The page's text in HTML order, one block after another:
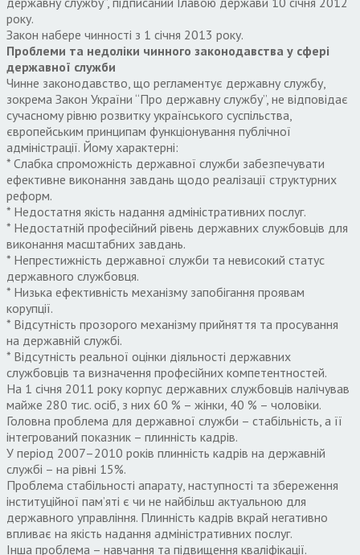
року.
Закон набере чинності з 1 січня 2013 року.
Проблеми та недоліки чинного законодавства у сфері
державної служби
Чинне законодавство, що регламентує державну службу,
зокрема Закон України “Про державну службу”, не відповідає
сучасному рівню розвитку українського суспільства,
європейським принципам функціонування публічної
адміністрації. Йому характерні:
* Слабка спроможність державної служби забезпечувати
ефективне виконання завдань щодо реалізації структурних
реформ.
* Недостатня якість надання адміністративних послуг.
* Недостатній професійний рівень державних службовців для
виконання масштабних завдань.
* Непрестижність державної служби та невисокий статус
державного службовця.
* Низька ефективність механізму запобігання проявам
корупції.
* Відсутність прозорого механізму прийняття та просування
на державній службі.
* Відсутність реальної оцінки діяльності державних
службовців та визначення професійних компетентностей.
На 1 січня 2011 року корпус державних службовців налічував
майже 280 тис. осіб, з них 60 % – жінки, 40 % – чоловіки.
Головна проблема для державної служби – стабільність, а її
інтегрований показник – плинність кадрів.
У період 2007–2010 років плинність кадрів на державній
службі – на рівні 15%.
Проблема стабільності апарату, наступності та збереження
інституційної пам’яті є чи не найбільш актуальною для
державного управління. Плинність кадрів вкрай негативно
впливає на якість надання адміністративних послуг.
Інша проблема – навчання та підвищення кваліфікації.